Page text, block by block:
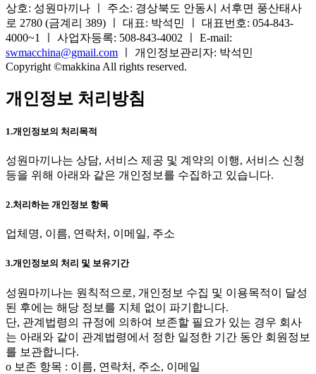
상호: 성원마끼나 ㅣ 주소: 경상북도 안동시 서후면 풍산태사
로 2780 (금계리 389) ㅣ 대표: 박석민 ㅣ 대표번호: 054-843-
4000~1 ㅣ 사업자등록: 508-843-4002 ㅣ E-mail:
swmacchina@gmail.com ㅣ 개인정보관리자: 박석민
Copyright ©makkina All rights reserved.
개인정보 처리방침
1.개인정보의 처리목적
성원마끼나는 상담, 서비스 제공 및 계약의 이행, 서비스 신청
등을 위해 아래와 같은 개인정보를 수집하고 있습니다.
2.처리하는 개인정보 항목
업체명, 이름, 연락처, 이메일, 주소
3.개인정보의 처리 및 보유기간
성원마끼나는 원칙적으로, 개인정보 수집 및 이용목적이 달성
된 후에는 해당 정보를 지체 없이 파기합니다.
단, 관계법령의 규정에 의하여 보존할 필요가 있는 경우 회사
는 아래와 같이 관계법령에서 정한 일정한 기간 동안 회원정보
를 보관합니다.
ο 보존 항목 : 이름, 연락처, 주소, 이메일